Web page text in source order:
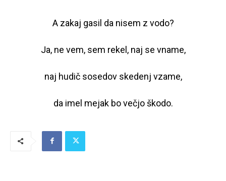
A zakaj gasil da nisem z vodo?
Ja, ne vem, sem rekel, naj se vname,
naj hudič sosedov skedenj vzame,
da imel mejak bo večjo škodo.